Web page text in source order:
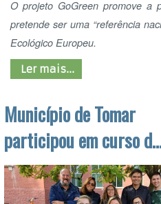
Ler mais...
Município de Tomar
boas práticas
ambientais na Bélgica